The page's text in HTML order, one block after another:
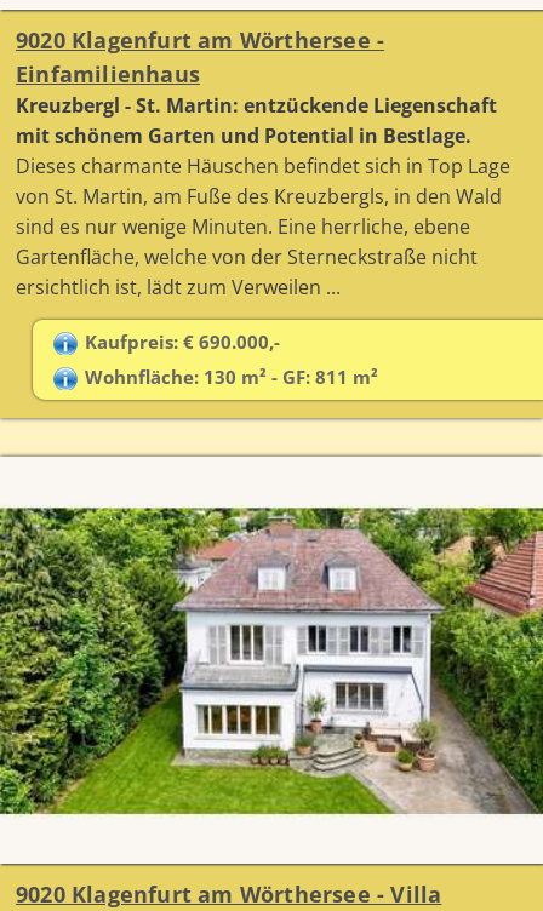
9020 Klagenfurt am Wörthersee -
Einfamilienhaus
Kreuzbergl - St. Martin: entzückende Liegenschaft
mit schönem Garten und Potential in Bestlage.
Dieses charmante Häuschen befindet sich in Top Lage
von St. Martin, am Fuße des Kreuzbergls, in den Wald
sind es nur wenige Minuten. Eine herrliche, ebene
Gartenfläche, welche von der Sterneckstraße nicht
ersichtlich ist, lädt zum Verweilen ...
Kaufpreis: € 690.000,-
Wohnfläche: 130 m² - GF: 811 m²
9020 Klagenfurt am Wörthersee - Villa